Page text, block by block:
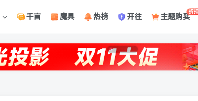
千言 魔具 热榜 开往 主题购买
折扣